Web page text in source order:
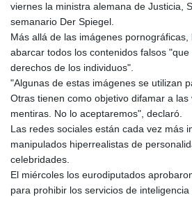
viernes la ministra alemana de Justicia,
semanario Der Spiegel.
Más allá de las imágenes
abarcar todos los contenidos falsos
derechos de los individuos".
"Algunas de estas imágenes se utilizan
Otras tienen como objetivo difamar a
mentiras. No lo aceptaremos", declaró.
Las redes sociales están cada vez más
manipulados hiperrealistas de
celebridades.
El miércoles los eurodiputados
para prohibir los servicios de